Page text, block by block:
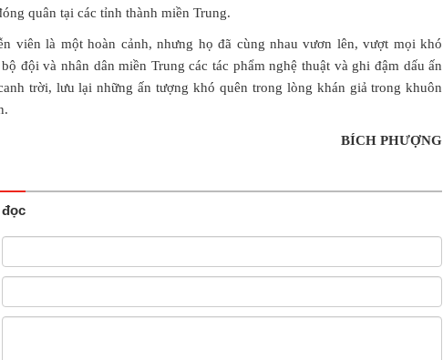
quân tại các tỉnh thành miền Trung.
viên là một hoàn cảnh, nhưng họ đã cùng nhau vươn lên, vượt mọi khó
đội và nhân dân miền Trung các tác phẩm nghệ thuật và ghi đậm dấu ấn
trời, lưu lại những ấn tượng khó quên trong lòng khán giả trong khuôn
BÍCH PHƯỢNG